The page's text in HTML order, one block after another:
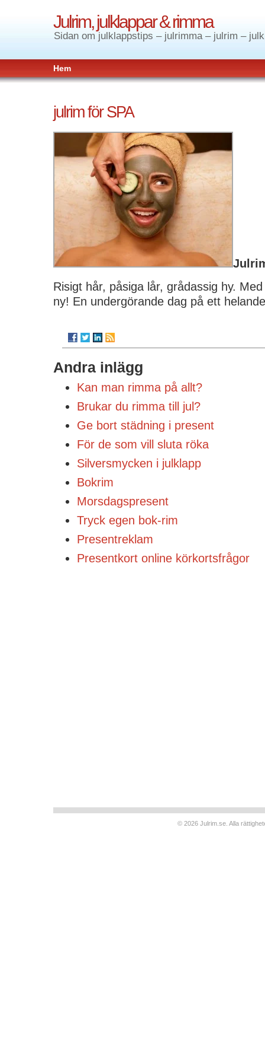
Julrim, julklappar & rimma
Sidan om julklappstips – julrimma – julrim –
Hem
julrim för SPA
Risigt hår, påsiga lår, grådassig hy.
ny! En undergörande dag på ett
Andra inlägg
Kan man rimma på allt?
Brukar du rimma till jul?
Ge bort städning i present
För de som vill sluta röka
Silversmycken i julklapp
Bokrim
Morsdagspresent
Tryck egen bok-rim
Presentreklam
Presentkort online körkortsfrågor
© 2026 Julrim.se. Alla